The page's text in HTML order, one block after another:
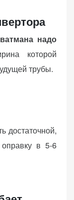
надо
которой
трубы.
достаточной,
в 5-6